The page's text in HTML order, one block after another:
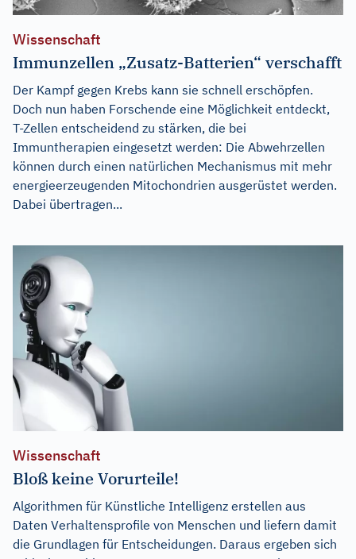
Wissenschaft
Immunzellen „Zusatz-Batterien“ verschafft
Der Kampf gegen Krebs kann sie schnell erschöpfen.
Doch nun haben Forschende eine Möglichkeit entdeckt,
T-Zellen entscheidend zu stärken, die bei
Immuntherapien eingesetzt werden: Die Abwehrzellen
können durch einen natürlichen Mechanismus mit mehr
energieerzeugenden Mitochondrien ausgerüstet werden.
Dabei übertragen...
Wissenschaft
Bloß keine Vorurteile!
Algorithmen für Künstliche Intelligenz erstellen aus
Daten Verhaltensprofile von Menschen und liefern damit
die Grundlagen für Entscheidungen. Daraus ergeben sich